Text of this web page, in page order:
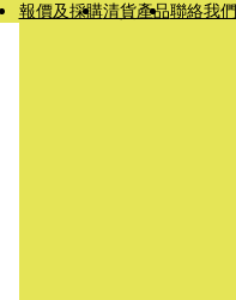
報價及採購清貨產品聯絡我們